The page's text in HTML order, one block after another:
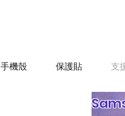
手機殼 保護貼 支